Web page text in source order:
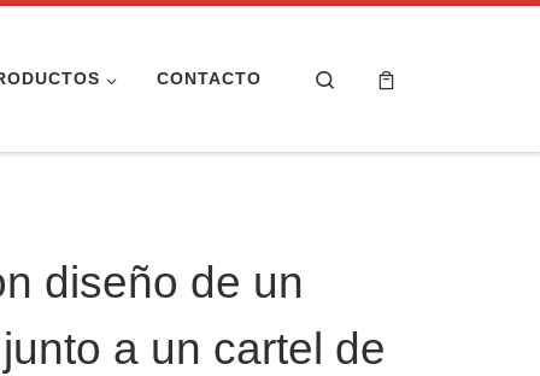
CONTACTO Search
diseño de un
a un cartel de